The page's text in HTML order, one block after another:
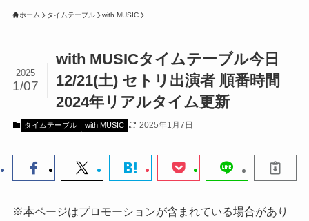
ホーム タイムテーブル with MUSIC
with MUSICタイムテーブル今日
12/21(土) セトリ出演者 順番時間
2024年リアルタイム更新
2025
1/07
タイムテーブル with MUSIC 2025年1月7日
※本ページはプロモーションが含まれている場合があり